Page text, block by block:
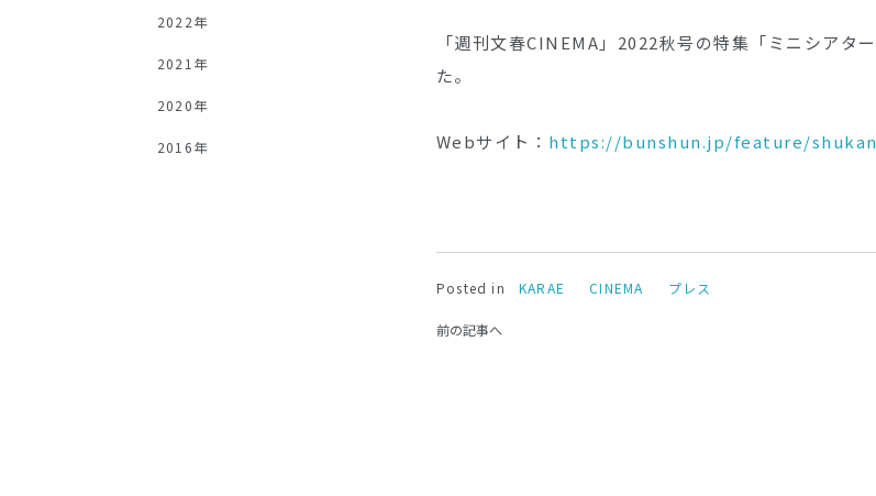
2022年
2021年
2020年
2016年
「週刊文春CINEMA」2022秋号の特集「ミニシアタ
た。
Webサイト： https://bunshun.jp/feature/
Posted in KARAE CINEMA プレス
前の記事へ